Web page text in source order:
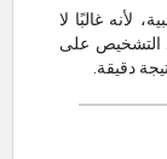
لأنه غالبًا لا
التشخيص على
دقيقة.